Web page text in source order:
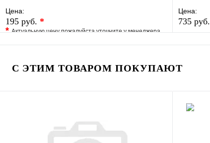
Цена:
195 руб. *
*Актуальную цену пожалуйста уточните у менеджера
В избранное Сравнение
В корзину
Цена:
735 руб.
С ЭТИМ ТОВАРОМ ПОКУПАЮТ